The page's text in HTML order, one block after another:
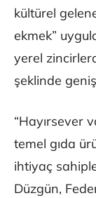
kültürel
ekmek”
yerel
şeklinde
“Hayırsever
temel gıda
ihtiyaç
Düzgün,